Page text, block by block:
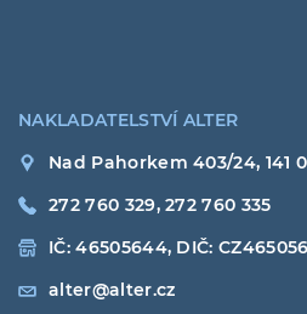
NAKLADATELSTVÍ ALTER
Nad Pahorkem 403/24, 141
272 760 329, 272 760 335
IČ: 46505644, DIČ:
alter@alter.cz